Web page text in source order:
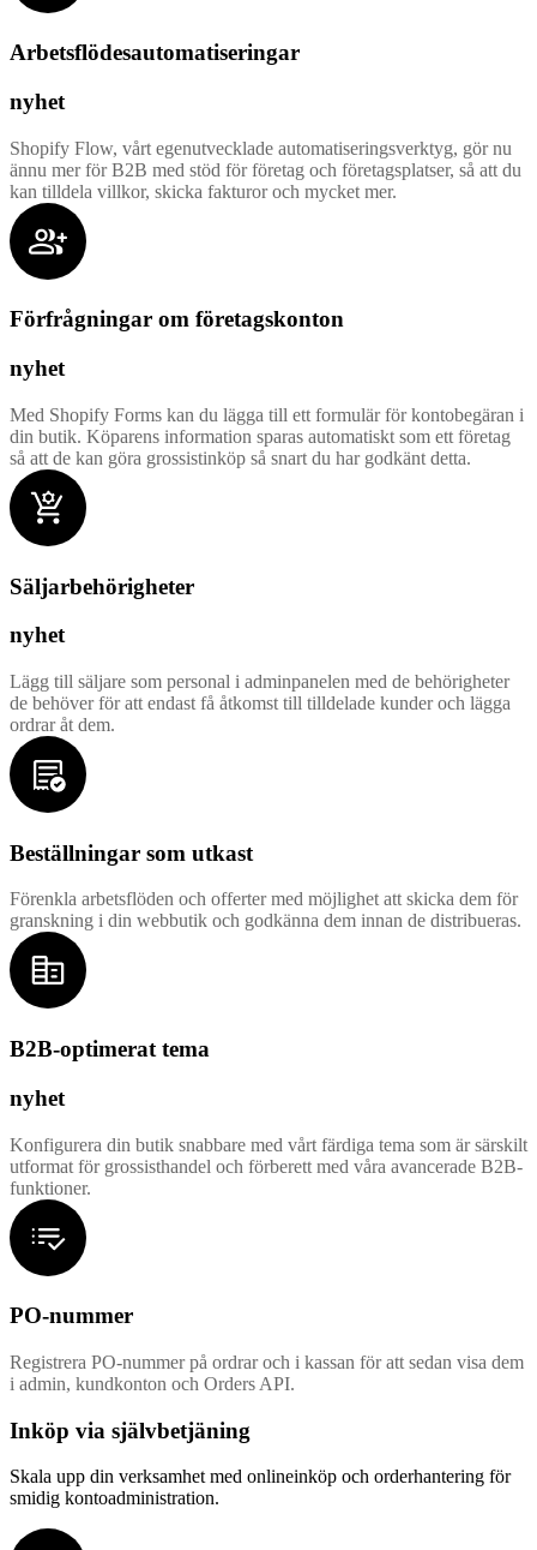
Arbetsflödesautomatiseringar
nyhet
Shopify Flow, vårt egenutvecklade automatiseringsverktyg, gör nu
ännu mer för B2B med stöd för företag och företagsplatser, så att du
kan tilldela villkor, skicka fakturor och mycket mer.
Förfrågningar om företagskonton
nyhet
Med Shopify Forms kan du lägga till ett formulär för kontobegäran i
din butik. Köparens information sparas automatiskt som ett företag
så att de kan göra grossistinköp så snart du har godkänt detta.
Säljarbehörigheter
nyhet
Lägg till säljare som personal i adminpanelen med de behörigheter
de behöver för att endast få åtkomst till tilldelade kunder och lägga
ordrar åt dem.
Beställningar som utkast
Förenkla arbetsflöden och offerter med möjlighet att skicka dem för
granskning i din webbutik och godkänna dem innan de distribueras.
B2B-optimerat tema
nyhet
Konfigurera din butik snabbare med vårt färdiga tema som är särskilt
utformat för grossisthandel och förberett med våra avancerade B2B-
funktioner.
PO-nummer
Registrera PO-nummer på ordrar och i kassan för att sedan visa dem
i admin, kundkonton och Orders API.
Inköp via självbetjäning
Skala upp din verksamhet med onlineinköp och orderhantering för
smidig kontoadministration.